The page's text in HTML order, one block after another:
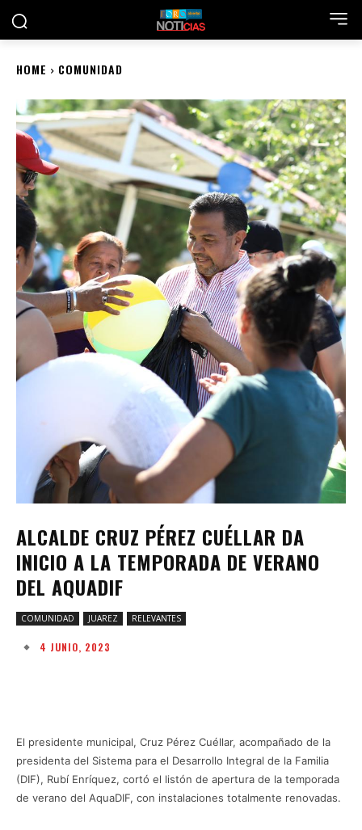
HOME COMUNIDAD
ALCALDE CRUZ PÉREZ CUÉLLAR DA
INICIO A LA TEMPORADA DE VERANO
DEL AQUADIF
COMUNIDAD JUAREZ RELEVANTES
4 JUNIO, 2023
El presidente municipal, Cruz Pérez Cuéllar, acompañado de la
presidenta del Sistema para el Desarrollo Integral de la Familia
(DIF), Rubí Enríquez, cortó el listón de apertura de la temporada
de verano del AquaDIF, con instalaciones totalmente renovadas.